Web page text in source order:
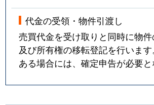
代金の受領・物件引渡し
売買代金を受け取りと同時に物
及び所有権の移転登記を行いま
ある場合には、確定申告が必要と